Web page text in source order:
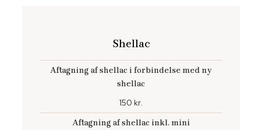
Shellac
Aftagning af shellac i forbindelse med ny
shellac
150 kr.
Aftagning af shellac inkl. mini